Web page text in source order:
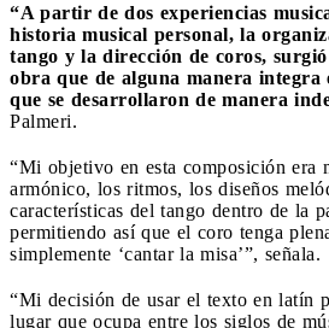
“A partir de dos experiencias
historia musical personal, la
tango y la dirección de coros,
obra que de alguna manera integra
que se desarrollaron de manera
Palmeri.
“Mi objetivo en esta composición era
armónico, los ritmos, los diseños
características del tango dentro de la
permitiendo así que el coro tenga
simplemente ‘cantar la misa’”, señala.
“Mi decisión de usar el texto en latín
lugar que ocupa entre los siglos de